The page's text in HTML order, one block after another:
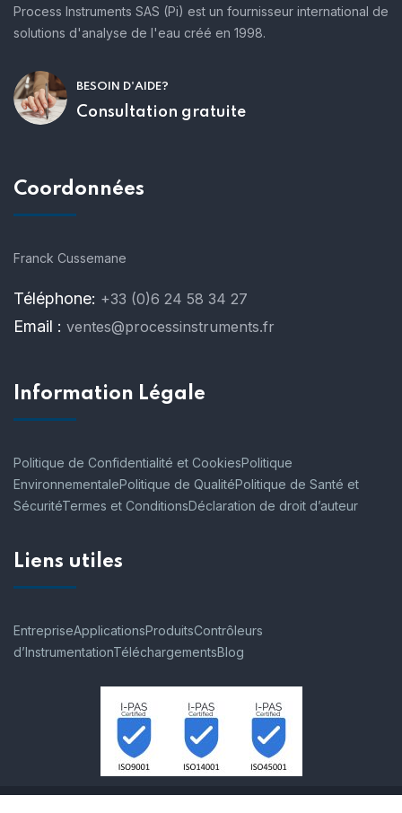
Process Instruments SAS (Pi) est un fournisseur international de
solutions d'analyse de l'eau créé en 1998.
BESOIN D'AIDE?
Consultation gratuite
Coordonnées
Franck Cussemane
Téléphone: +33 (0)6 24 58 34 27
Email : ventes@processinstruments.fr
Information Légale
Politique de Confidentialité et CookiesPolitique
EnvironnementalePolitique de QualitéPolitique de Santé et
SécuritéTermes et ConditionsDéclaration de droit d’auteur
Liens utiles
EntrepriseApplicationsProduitsContrôleurs
d’InstrumentationTéléchargementsBlog